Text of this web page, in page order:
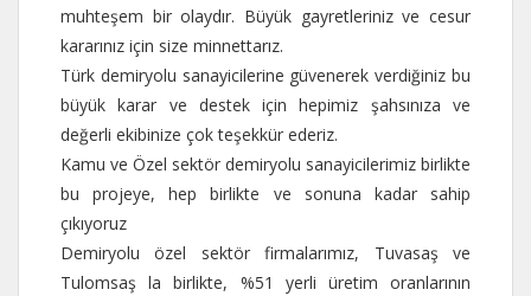
muhteşem bir olaydır. Büyük gayretleriniz ve cesur
kararınız için size minnettarız.
Türk demiryolu sanayicilerine güvenerek verdiğiniz bu
büyük karar ve destek için hepimiz şahsınıza ve
değerli ekibinize çok teşekkür ederiz.
Kamu ve Özel sektör demiryolu sanayicilerimiz birlikte
bu projeye, hep birlikte ve sonuna kadar sahip
çıkıyoruz
Demiryolu özel sektör firmalarımız, Tuvasaş ve
Tulomsaş la birlikte, %51 yerli üretim oranlarının